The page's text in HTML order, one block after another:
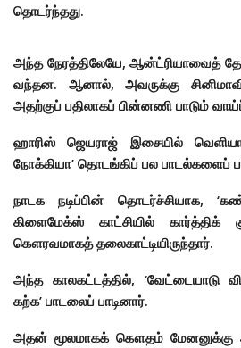
தொடர்ந்தது.
அந்த நேரத்திலேயே, ஆன்ட்ரியாவைத்
வந்தன. ஆனால், அவருக்கு
அதற்குப் பதிலாகப் பின்னணி பாடும்
ஹாரிஸ் ஜெயராஜ் இசையில்
நோக்கியா’ தொடங்கிப் பல பாடல்களைப்
நாடக நடிப்பின் தொடர்ச்சியாக,
கிளைமேக்ஸ் காட்சியில் கார்த்திக்
கௌரவமாகத் தலைகாட்டியிருந்தார்.
அந்த காலகட்டத்தில், ‘வேட்டையாடு
கற்க’ பாடலைப் பாடினார்.
அதன் மூலமாகக் கௌதம் மேனனுக்கு